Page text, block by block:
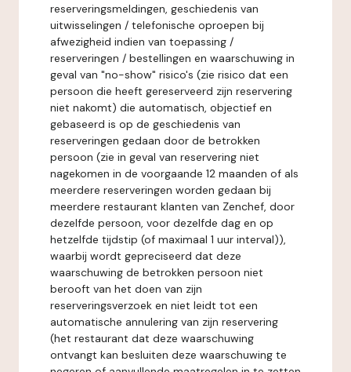
reserveringsmeldingen, geschiedenis van
uitwisselingen / telefonische oproepen bij
afwezigheid indien van toepassing /
reserveringen / bestellingen en waarschuwing in
geval van "no-show" risico's (zie risico dat een
persoon die heeft gereserveerd zijn reservering
niet nakomt) die automatisch, objectief en
gebaseerd is op de geschiedenis van
reserveringen gedaan door de betrokken
persoon (zie in geval van reservering niet
nagekomen in de voorgaande 12 maanden of als
meerdere reserveringen worden gedaan bij
meerdere restaurant klanten van Zenchef, door
dezelfde persoon, voor dezelfde dag en op
hetzelfde tijdstip (of maximaal 1 uur interval)),
waarbij wordt gepreciseerd dat deze
waarschuwing de betrokken persoon niet
berooft van het doen van zijn
reserveringsverzoek en niet leidt tot een
automatische annulering van zijn reservering
(het restaurant dat deze waarschuwing
ontvangt kan besluiten deze waarschuwing te